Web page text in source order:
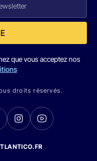
que vous acceptez nos
droits réservés.